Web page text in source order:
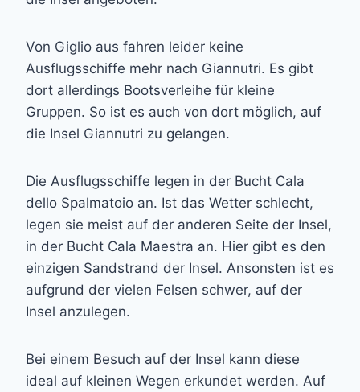
Von Giglio aus fahren leider keine
Ausflugsschiffe mehr nach Giannutri. Es gibt
dort allerdings Bootsverleihe für kleine
Gruppen. So ist es auch von dort möglich, auf
die Insel Giannutri zu gelangen.
Die Ausflugsschiffe legen in der Bucht Cala
dello Spalmatoio an. Ist das Wetter schlecht,
legen sie meist auf der anderen Seite der Insel,
in der Bucht Cala Maestra an. Hier gibt es den
einzigen Sandstrand der Insel. Ansonsten ist es
aufgrund der vielen Felsen schwer, auf der
Insel anzulegen.
Bei einem Besuch auf der Insel kann diese
ideal auf kleinen Wegen erkundet werden. Auf